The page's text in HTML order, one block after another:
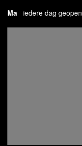
Ma iedere dag